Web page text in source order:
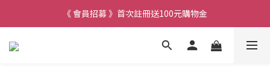
《 會員招募 》首次註冊送100元購物金